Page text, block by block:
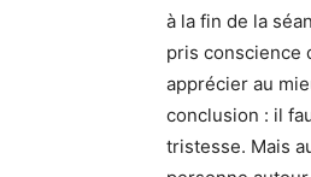
à la fin de la
pris conscience
apprécier au
conclusion : il
tristesse. Mais